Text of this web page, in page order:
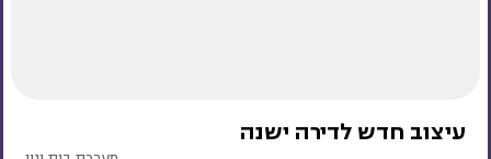
עיצוב חדש לדירה ישנה